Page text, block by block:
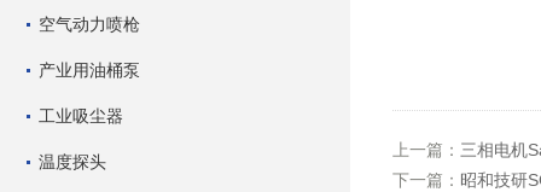
空气动力喷枪
产业用油桶泵
工业吸尘器
温度探头
上一篇： 三相电机
下一篇： 昭和技研